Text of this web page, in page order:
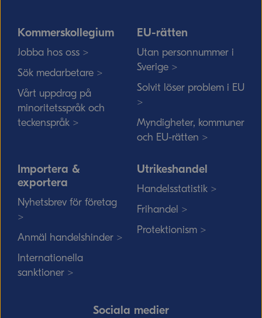
Kommerskollegium
Jobba hos oss >
Sök medarbetare >
Vårt uppdrag på
minoritetsspråk och
teckenspråk >
EU-rätten
Utan personnummer i
Sverige >
Solvit löser problem i EU
>
Myndigheter, kommuner
och EU-rätten >
Importera &
exportera
Nyhetsbrev för företag
>
Anmäl handelshinder >
Internationella
sanktioner >
Utrikeshandel
Handelsstatistik >
Frihandel >
Protektionism >
Sociala medier